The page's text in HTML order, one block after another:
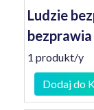
Ludzie
bezprawia
1 produkt/y
Dodaj do